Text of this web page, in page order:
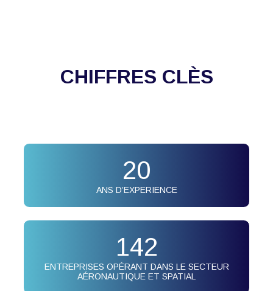
CHIFFRES CLÈS
20
ANS D’EXPERIENCE
142
ENTREPRISES OPÉRANT DANS LE SECTEUR
AÉRONAUTIQUE ET SPATIAL